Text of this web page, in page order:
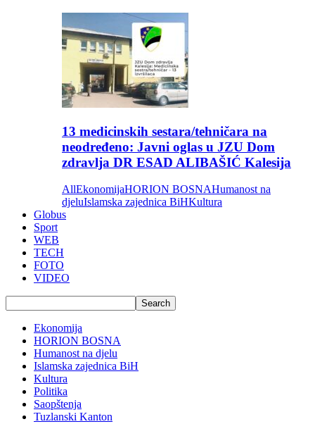
13 medicinskih sestara/tehničara na
neodređeno: Javni oglas u JZU Dom
zdravlja DR ESAD ALIBAŠIĆ Kalesija
AllEkonomijaHORION BOSNAHumanost na
djeluIslamska zajednica BiHKultura
Globus
Sport
WEB
TECH
FOTO
VIDEO
Ekonomija
HORION BOSNA
Humanost na djelu
Islamska zajednica BiH
Kultura
Politika
Saopštenja
Tuzlanski Kanton